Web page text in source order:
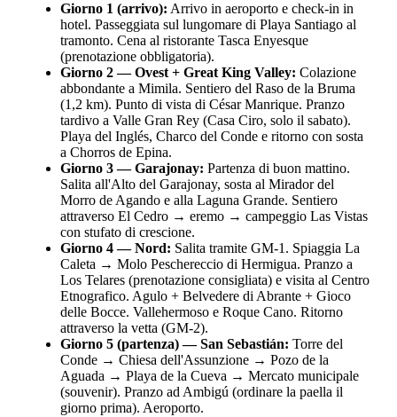
Giorno 1 (arrivo): Arrivo in aeroporto e check-in in
hotel. Passeggiata sul lungomare di Playa Santiago al
tramonto. Cena al ristorante Tasca Enyesque
(prenotazione obbligatoria).
Giorno 2 — Ovest + Great King Valley: Colazione
abbondante a Mimila. Sentiero del Raso de la Bruma
(1,2 km). Punto di vista di César Manrique. Pranzo
tardivo a Valle Gran Rey (Casa Ciro, solo il sabato).
Playa del Inglés, Charco del Conde e ritorno con sosta
a Chorros de Epina.
Giorno 3 — Garajonay: Partenza di buon mattino.
Salita all'Alto del Garajonay, sosta al Mirador del
Morro de Agando e alla Laguna Grande. Sentiero
attraverso El Cedro → eremo → campeggio Las Vistas
con stufato di crescione.
Giorno 4 — Nord: Salita tramite GM-1. Spiaggia La
Caleta → Molo Peschereccio di Hermigua. Pranzo a
Los Telares (prenotazione consigliata) e visita al Centro
Etnografico. Agulo + Belvedere di Abrante + Gioco
delle Bocce. Vallehermoso e Roque Cano. Ritorno
attraverso la vetta (GM-2).
Giorno 5 (partenza) — San Sebastián: Torre del
Conde → Chiesa dell'Assunzione → Pozo de la
Aguada → Playa de la Cueva → Mercato municipale
(souvenir). Pranzo ad Ambigú (ordinare la paella il
giorno prima). Aeroporto.